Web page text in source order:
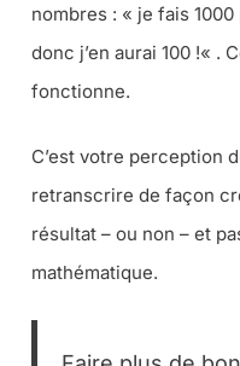
nombres : « je fais
donc j’en aurai 100 !« .
fonctionne.
C’est votre perception
retranscrire de façon
résultat – ou non – et
mathématique.